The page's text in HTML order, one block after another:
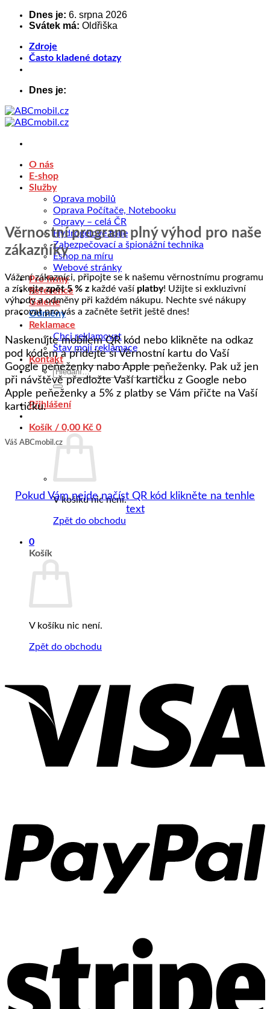
PřeskočitDnes je: 6. srpna 2026
Svátek má: Oldřiška
Zdroje
Často kladené dotazy
Dnes je:
O nás
E-shop
Služby
Oprava mobilů
Oprava Počítače, Notebooku
Opravy – celá ČR
Hydrogélové fólie
Zabezpečovací a špionážní technika
Eshop na míru
Webové stránky
Pro firmy
Reference
Galerie
Odměny
Reklamace
Chci reklamovat
Stav mojí reklamace
Kontakt
Hledat:
Přihlášení
Košík / 0,00 Kč 0
V košíku nic není.
Zpět do obchodu
0
Košík
V košíku nic není.
Zpět do obchodu
Věrnostní program plný výhod pro naše
zákazníky
Vážení zákazníci, připojte se k našemu věrnostnímu programu
a získejtezpět 5 % z každé vaší platby! Užijte si exkluzivní
výhody a odměny při každém nákupu. Nechte své nákupy
pracovat pro vás a začněte šetřit ještě dnes!
Naskenujte mobilem QR kód nebo klikněte na odkaz
pod kódem a přidejte si Věrnostní kartu do Vaší
Google peňeženky nabo Apple peňeženky. Pak už jen
při návštěvě předložte Vaší kartičku z Google nebo
Apple peňeženky a 5% z platby se Vám přičte na Vaší
kartičku.
Váš ABCmobil.cz
Pokud Vám nejde načíst QR kód klikněte na tenhle
text